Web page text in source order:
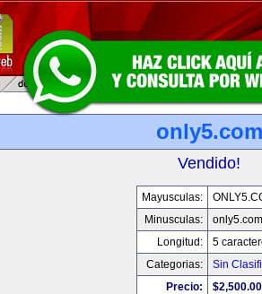
only5.com
Vendido!
Mayusculas:
Minusculas:
only5.com
Longitud:
5
Categorias:
Sin
Precio:
$2,500.00